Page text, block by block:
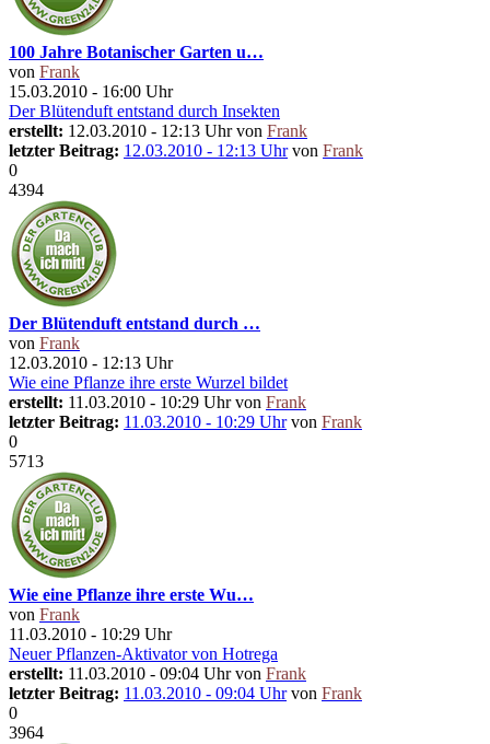
100 Jahre Botanischer Garten u…
von Frank
15.03.2010 - 16:00 Uhr
Der Blütenduft entstand durch Insekten
erstellt: 12.03.2010 - 12:13 Uhr von Frank
letzter Beitrag: 12.03.2010 - 12:13 Uhrvon Frank
0
4394
Der Blütenduft entstand durch …
von Frank
12.03.2010 - 12:13 Uhr
Wie eine Pflanze ihre erste Wurzel bildet
erstellt: 11.03.2010 - 10:29 Uhr von Frank
letzter Beitrag: 11.03.2010 - 10:29 Uhrvon Frank
0
5713
Wie eine Pflanze ihre erste Wu…
von Frank
11.03.2010 - 10:29 Uhr
Neuer Pflanzen-Aktivator von Hotrega
erstellt: 11.03.2010 - 09:04 Uhr von Frank
letzter Beitrag: 11.03.2010 - 09:04 Uhrvon Frank
0
3964